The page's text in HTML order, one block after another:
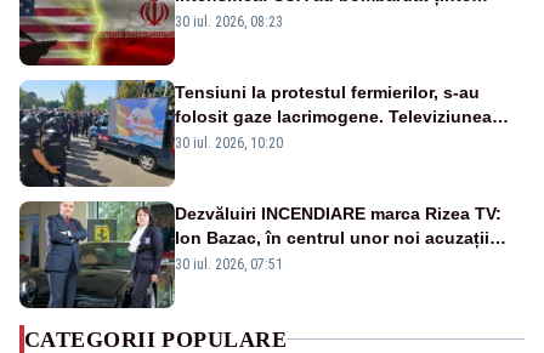
militare din Iran
30 iul. 2026, 08:23
Tensiuni la protestul fermierilor, s-au
folosit gaze lacrimogene. Televiziunea
Poporului face apel la calm – LIVE TEXT
30 iul. 2026, 10:20
Dezvăluiri INCENDIARE marca Rizea TV:
Ion Bazac, în centrul unor noi acuzații
publice
30 iul. 2026, 07:51
CATEGORII POPULARE